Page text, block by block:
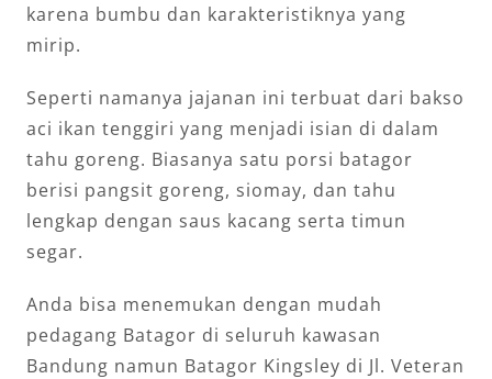
karena bumbu dan karakteristiknya yang
mirip.
Seperti namanya jajanan ini terbuat dari bakso
aci ikan tenggiri yang menjadi isian di dalam
tahu goreng. Biasanya satu porsi batagor
berisi pangsit goreng, siomay, dan tahu
lengkap dengan saus kacang serta timun
segar.
Anda bisa menemukan dengan mudah
pedagang Batagor di seluruh kawasan
Bandung namun Batagor Kingsley di Jl. Veteran